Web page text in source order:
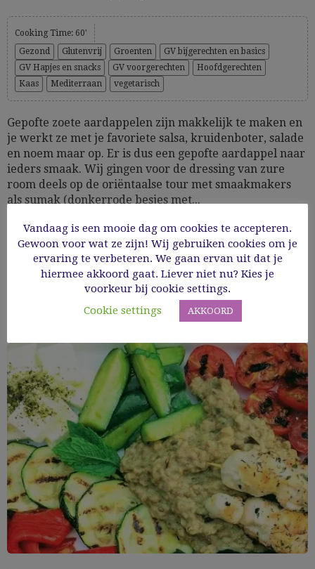
Cooking Time: 60'
Gezond
Glutenvrij Groenten
GV bijgerechten en basics
GV Hapjes en snacks
GV voorgerechten
Hoofdgerechten
Kaas
Mediterraan vegetarisch
Gepofte zoete aardappelen zijn makkelijk te maken en
je werkt ze met je favoriete salsa, kruidenboter, salade
en noem maar op. Er is dus een gepofte aardappel naar
ieders smaak. Wij gingen voor de dressing van zure
room deels op de oriëntaalse tour met smaakmakers
als sumak (donkerrode besjes met...
16/04/2021
Read More
Vandaag is een mooie dag om cookies te accepteren.
Gewoon voor wat ze zijn! Wij gebruiken cookies om je
ervaring te verbeteren. We gaan ervan uit dat je
hiermee akkoord gaat. Liever niet nu? Kies je
voorkeur bij cookie settings.
Cookie settings
AKKOORD